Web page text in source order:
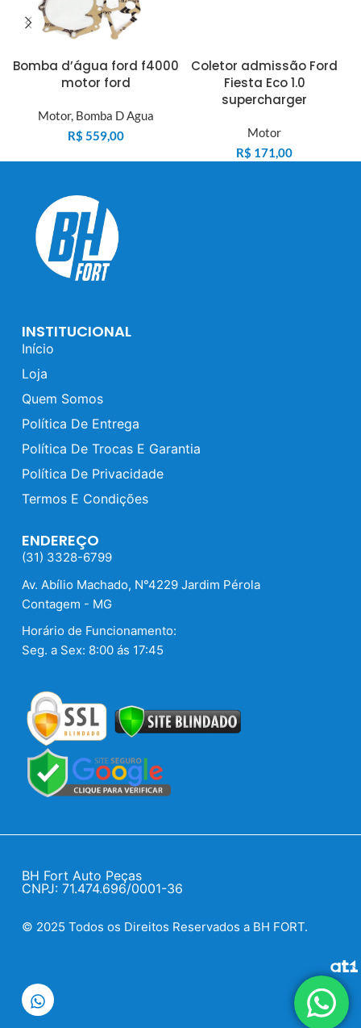
Bomba d’água ford f4000
motor ford
Motor, Bomba D Agua
R$ 559,00
Coletor admissão Ford
Fiesta Eco 1.0
supercharger
Motor
R$ 171,00
INSTITUCIONAL
Início
Loja
Quem Somos
Política De Entrega
Política De Trocas E Garantia
Política De Privacidade
Termos E Condições
ENDEREÇO
(31) 3328-6799
Av. Abílio Machado, N°4229 Jardim Pérola
Contagem - MG
Horário de Funcionamento:
Seg. a Sex: 8:00 ás 17:45
BH Fort Auto Peças
CNPJ: 71.474.696/0001-36
© 2025 Todos os Direitos Reservados a BH FORT.